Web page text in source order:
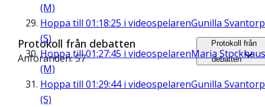
(M)
Hoppa till 01:18:25 i videospelarenGunilla Svantorp
(S)
Hoppa till01:27:45 i videospelarenMaria Stockhaus
(M)
Hoppa till 01:29:44i videospelarenGunilla Svantorp
(S)
Protokoll från debatten
Anföranden: 57
Protokoll från
debatten